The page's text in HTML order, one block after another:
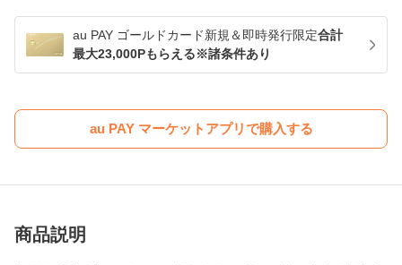
au PAY ゴールドカード新規＆即時発行限定合計
最大23,000Pもらえる※諸条件あり
au PAY マーケットアプリで購入する
商品説明